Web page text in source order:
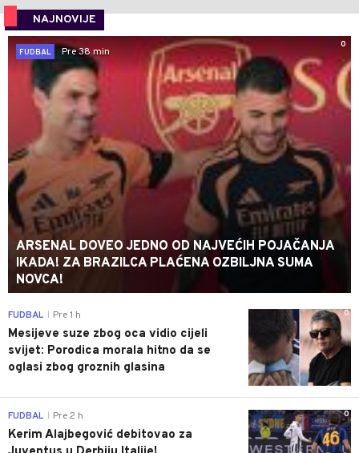
NAJNOVIJE
0
FUDBAL
Pre 38 min
ARSENAL DOVEO JEDNO OD NAJVEĆIH POJAČANJA
IKADA! ZA BRAZILCA PLAĆENA OZBILJNA SUMA
NOVCA!
0
FUDBAL Pre 1 h
Mesijeve suze zbog oca vidio cijeli
svijet: Porodica morala hitno da se
oglasi zbog groznih glasina
0
FUDBAL Pre 2 h
Kerim Alajbegović debitovao za